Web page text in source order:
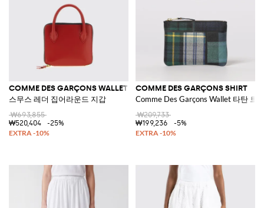
COMME DES GARÇONS WALLET
스무스 레더 집어라운드 지갑
₩693,855
₩520,404
-25%
COMME DES GARÇONS SHIRT
Comme Des Garçons Wallet 타탄 트
₩209,733
₩199,236
-5%